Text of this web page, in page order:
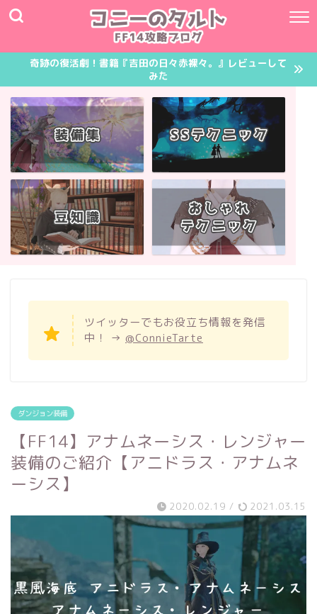
奇跡の復活劇！書籍『吉田の日々赤裸々。』レビューして
みた
ツイッターでもお役立ち情報を発信
中！ → @ConnieTarte
ダンジョン装備
【FF14】アナムネーシス・レンジャー
装備のご紹介【アニドラス・アナムネ
ーシス】
2020.02.19 / 2021.03.15